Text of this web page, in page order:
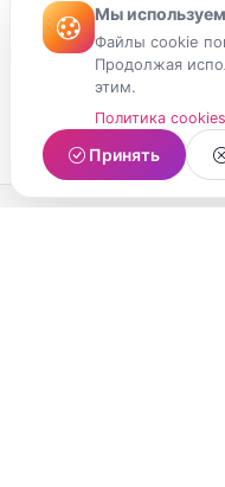
Мы
Файлы cookie
Продолжая
этим.
Политика cookies
Принять